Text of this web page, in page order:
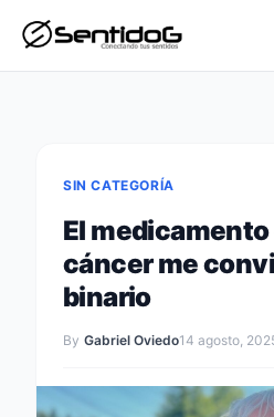
SIN CATEGORÍA
El
cáncer me
binario
By Gabriel Oviedo14 agosto,